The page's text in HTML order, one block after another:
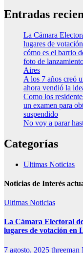
Entradas
La Cámara
lugares de
cómo es el barrio
foto de
Aires
A los 7 años creó
ahora vendió la
Como los
un examen para
suspendido
No voy a parar
Categorías
Ultimas Noticias
Noticias de Interés
Ultimas Noticias
La Cámara Electoral
lugares de votación en
7 agosto, 2025 threeman